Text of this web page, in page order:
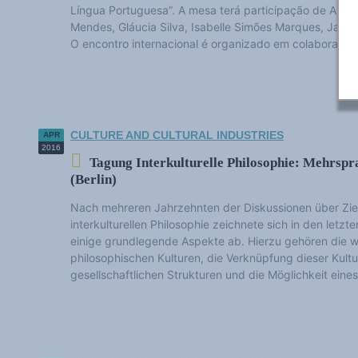
Língua Portuguesa”. A mesa terá participação de Ana
Mendes, Gláucia Silva, Isabelle Simões Marques, Jaine
O encontro internacional é organizado em
APR
2016
CULTURE AND CULTURAL INDUSTRIES
Tagung Interkulturelle Philosophie:
(Berlin)
Nach mehreren Jahrzehnten der Diskussionen über
interkulturellen Philosophie zeichnete sich in den
einige grundlegende Aspekte ab. Hierzu gehören die
philosophischen Kulturen, die Verknüpfung dieser
gesellschaftlichen Strukturen und die Möglichkeit